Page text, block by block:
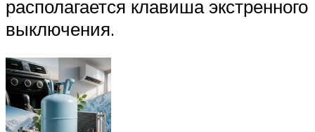
располагается клавиша экстренного
выключения.